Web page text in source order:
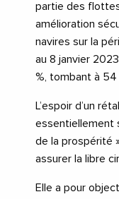
partie des
amélioration
navires sur la
au 8 janvier
%, tombant à 54
L’espoir d’un
essentiellement
de la prospérité
assurer la libre
Elle a pour